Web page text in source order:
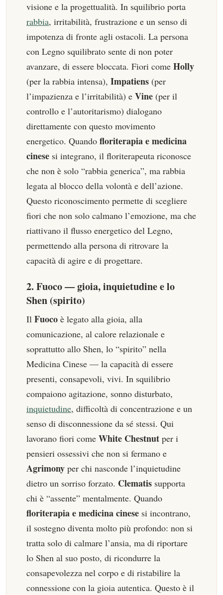
visione e la progettualità. In squilibrio porta
rabbia, irritabilità, frustrazione e un senso di
impotenza di fronte agli ostacoli. La persona
con Legno squilibrato sente di non poter
avanzare, di essere bloccata. Fiori come Holly
(per la rabbia intensa), Impatiens (per
l’impazienza e l’irritabilità) e Vine (per il
controllo e l’autoritarismo) dialogano
direttamente con questo movimento
energetico. Quando floriterapia e medicina
cinese si integrano, il floriterapeuta riconosce
che non è solo “rabbia generica”, ma rabbia
legata al blocco della volontà e dell’azione.
Questo riconoscimento permette di scegliere
fiori che non solo calmano l’emozione, ma che
riattivano il flusso energetico del Legno,
permettendo alla persona di ritrovare la
capacità di agire e di progettare.
2. Fuoco — gioia, inquietudine e lo
Shen (spirito)
Il Fuoco è legato alla gioia, alla
comunicazione, al calore relazionale e
soprattutto allo Shen, lo “spirito” nella
Medicina Cinese — la capacità di essere
presenti, consapevoli, vivi. In squilibrio
compaiono agitazione, sonno disturbato,
inquietudine, difficoltà di concentrazione e un
senso di disconnessione da sé stessi. Qui
lavorano fiori come White Chestnut per i
pensieri ossessivi che non si fermano e
Agrimony per chi nasconde l’inquietudine
dietro un sorriso forzato. Clematis supporta
chi è “assente” mentalmente. Quando
floriterapia e medicina cinese si incontrano,
il sostegno diventa molto più profondo: non si
tratta solo di calmare l’ansia, ma di riportare
lo Shen al suo posto, di ricondurre la
consapevolezza nel corpo e di ristabilire la
connessione con la gioia autentica. Questo è il